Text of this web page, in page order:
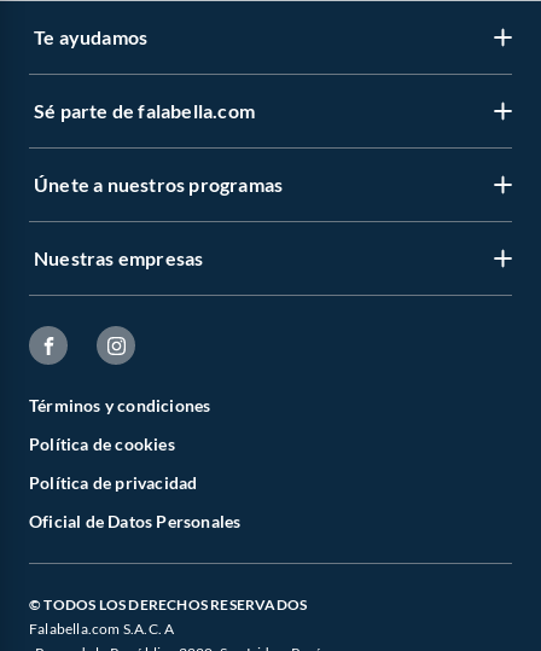
Te ayudamos
Sé parte de falabella.com
Únete a nuestros programas
Nuestras empresas
Términos y condiciones
Política de cookies
Política de privacidad
Oficial de Datos Personales
© TODOS LOS DERECHOS RESERVADOS
Falabella.com S.A.C. A